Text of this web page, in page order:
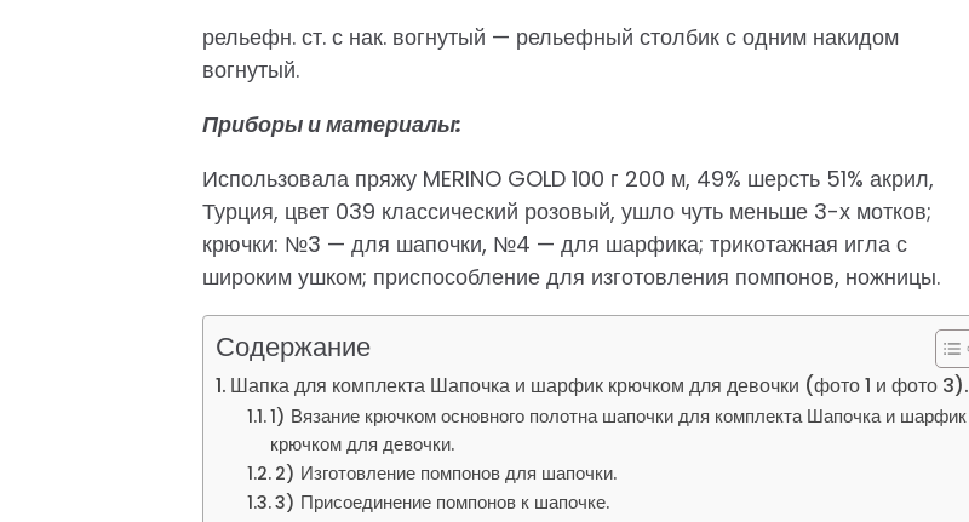
рельефн. ст. с нак. вогнутый — рельефный столбик с одним накидом
вогнутый.
Приборы и материалы:
Использовала пряжу MERINO GOLD 100 г 200 м, 49% шерсть 51% акрил,
Турция, цвет 039 классический розовый, ушло чуть меньше 3-х мотков;
крючки: №3 — для шапочки, №4 — для шарфика; трикотажная игла с
широким ушком; приспособление для изготовления помпонов, ножницы.
Содержание
Шапка для комплекта Шапочка и шарфик крючком для девочки (фото 1 и фото 3).
1) Вязание крючком основного полотна шапочки для комплекта Шапочка и шарфик
крючком для девочки.
2) Изготовление помпонов для шапочки.
3) Присоединение помпонов к шапочке.